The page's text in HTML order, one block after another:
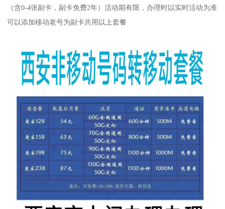
（含0-4张副卡，副卡免费2年）活动期有限，办理时以实时活动为准
可以添加移动老号为副卡共用以上套餐